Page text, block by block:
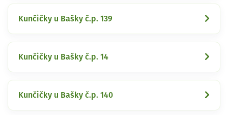
Kunčičky u Bašky č.p. 139
Kunčičky u Bašky č.p. 14
Kunčičky u Bašky č.p. 140